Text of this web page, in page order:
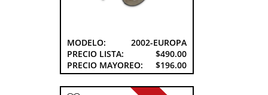
MODELO:
2002-EUROPA
PRECIO LISTA:
$490.00
PRECIO MAYOREO:
$196.00